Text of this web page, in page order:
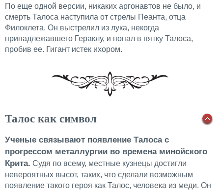
По еще одной версии, никаких аргонавтов не было, и
смерть Талоса наступила от стрелы Пеанта, отца
Филоклета. Он выстрелил из лука, некогда
принадлежавшего Гераклу, и попал в пятку Талоса,
пробив ее. Гигант истек ихором.
Талос как символ
Ученые связывают появление Талоса с
прогрессом металлургии во времена минойского
Крита. Судя по всему, местные кузнецы достигли
невероятных высот, таких, что сделали возможным
появление такого героя как Талос, человека из меди. Он